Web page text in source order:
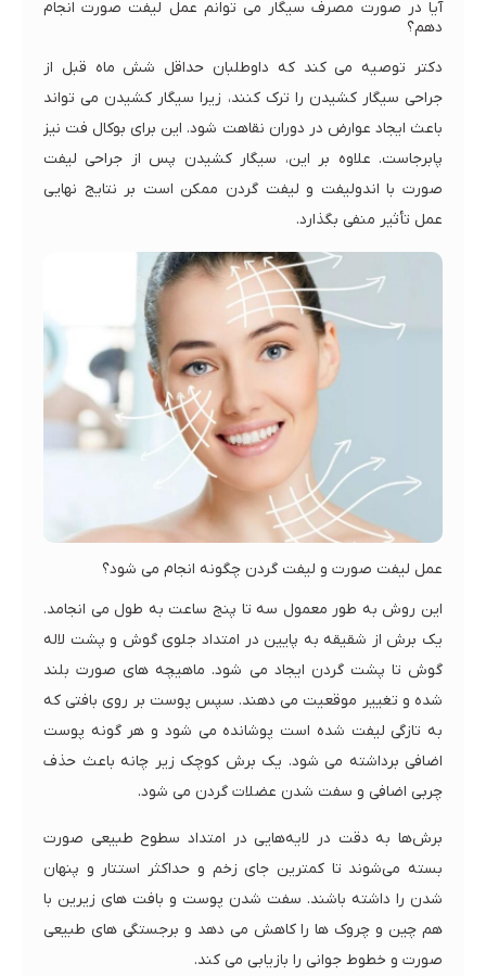
آیا در صورت مصرف سیگار می توانم عمل لیفت صورت انجام
دهم؟
دکتر توصیه می کند که داوطلبان حداقل شش ماه قبل از
جراحی سیگار کشیدن را ترک کنند، زیرا سیگار کشیدن می تواند
باعث ایجاد عوارض در دوران نقاهت شود. این برای بوکال فت نیز
پابرجاست. علاوه بر این، سیگار کشیدن پس از جراحی لیفت
صورت با اندولیفت و لیفت گردن ممکن است بر نتایج نهایی
عمل تأثیر منفی بگذارد.
عمل لیفت صورت و لیفت گردن چگونه انجام می شود؟
این روش به طور معمول سه تا پنج ساعت به طول می انجامد.
یک برش از شقیقه به پایین در امتداد جلوی گوش و پشت لاله
گوش تا پشت گردن ایجاد می شود. ماهیچه های صورت بلند
شده و تغییر موقعیت می دهند. سپس پوست بر روی بافتی که
به تازگی لیفت شده است پوشانده می شود و هر گونه پوست
اضافی برداشته می شود. یک برش کوچک زیر چانه باعث حذف
چربی اضافی و سفت شدن عضلات گردن می شود.
برش‌ها به دقت در لایه‌هایی در امتداد سطوح طبیعی صورت
بسته می‌شوند تا کمترین جای زخم و حداکثر استتار و پنهان
شدن را داشته باشند. سفت شدن پوست و بافت های زیرین با
هم چین و چروک ها را کاهش می دهد و برجستگی های طبیعی
صورت و خطوط جوانی را بازیابی می کند.